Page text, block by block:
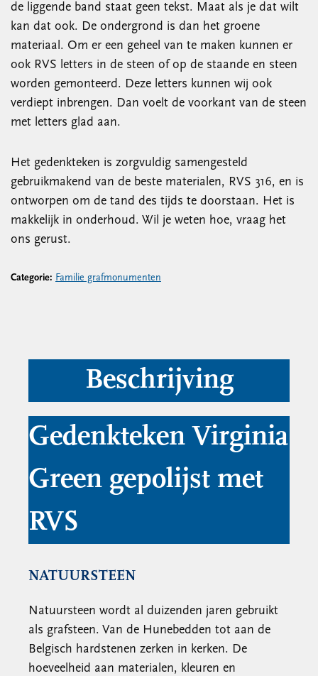
de liggende band staat geen tekst. Maat als je dat wilt
kan dat ook. De ondergrond is dan het groene
materiaal. Om er een geheel van te maken kunnen er
ook RVS letters in de steen of op de staande en steen
worden gemonteerd. Deze letters kunnen wij ook
verdiept inbrengen. Dan voelt de voorkant van de steen
met letters glad aan.
Het gedenkteken is zorgvuldig samengesteld
gebruikmakend van de beste materialen, RVS 316, en is
ontworpen om de tand des tijds te doorstaan. Het is
makkelijk in onderhoud. Wil je weten hoe, vraag het
ons gerust.
Categorie: Familie grafmonumenten
Beschrijving
Gedenkteken Virginia
Green gepolijst met
RVS
NATUURSTEEN
Natuursteen wordt al duizenden jaren gebruikt
als grafsteen. Van de Hunebedden tot aan de
Belgisch hardstenen zerken in kerken. De
hoeveelheid aan materialen, kleuren en